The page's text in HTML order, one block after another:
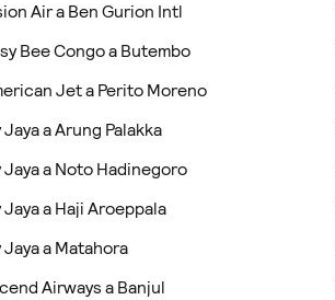
Air a Ben Gurion Intl
Bee Congo a Butembo
Jet a Perito Moreno
a Arung Palakka
a Noto Hadinegoro
a Haji Aroeppala
a Matahora
Airways a Banjul